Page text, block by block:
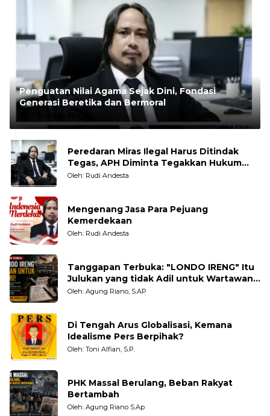
Penguatan Nilai Agama Sejak Dini, Fondasi
Generasi Beretika dan Bermoral
Rudi Andesta
Peredaran Miras Ilegal Harus Ditindak
Tegas, APH Diminta Tegakkan Hukum
Tanpa Pandang Bulu
Oleh: Rudi Andesta
Mengenang Jasa Para Pejuang
Kemerdekaan
Oleh: Rudi Andesta
Tanggapan Terbuka: "LONDO IRENG" Itu
Julukan yang tidak Adil untuk Wartawan,
Pengamat dan LSM
Oleh: Agung Riano, S.AP
Di Tengah Arus Globalisasi, Kemana
Idealisme Pers Berpihak?
Oleh: Toni Alfian, S.P.
PHK Massal Berulang, Beban Rakyat
Bertambah
Oleh: Agung Riano S.Ap